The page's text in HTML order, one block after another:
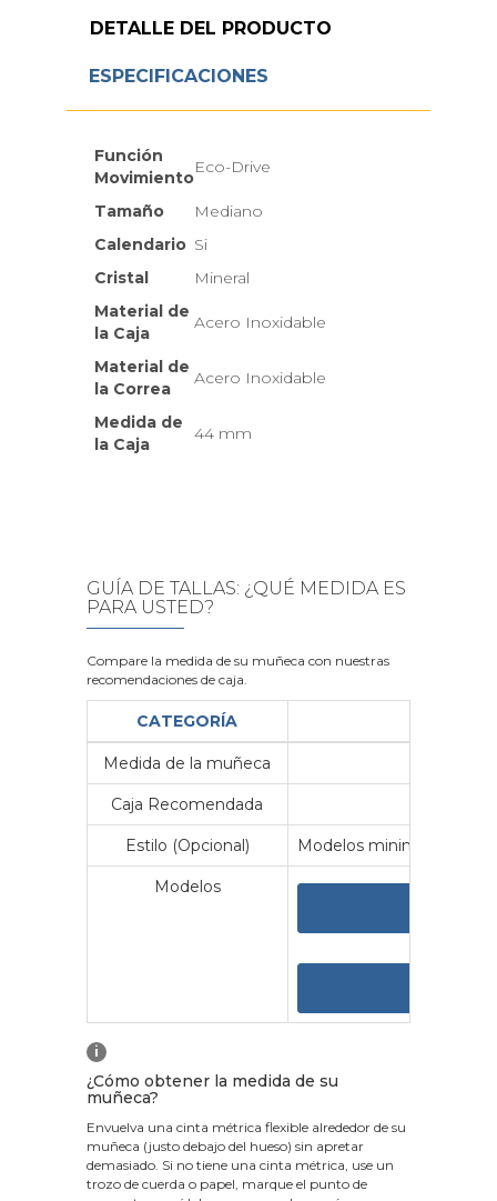
DETALLE DEL PRODUCTO
ESPECIFICACIONES
Función
Movimiento
Eco-Drive
Tamaño
Mediano
Calendario Si
Cristal
Mineral
Material de
la Caja
Acero Inoxidable
Material de
la Correa
Acero Inoxidable
Medida de
la Caja
44 mm
GUÍA DE TALLAS: ¿QUÉ MEDIDA ES
PARA USTED?
Compare la medida de su muñeca con nuestras
recomendaciones de caja.
CATEGORÍA
Medida de la muñeca
Caja Recomendada
Estilo (Opcional) Modelos minimalistas y
Modelos
i
¿Cómo obtener la medida de su
muñeca?
Envuelva una cinta métrica flexible alrededor de su
muñeca (justo debajo del hueso) sin apretar
demasiado. Si no tiene una cinta métrica, use un
trozo de cuerda o papel, marque el punto de